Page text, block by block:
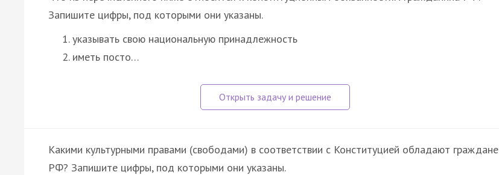
Запишите цифры, под которыми они указаны.
указывать свою национальную принадлежность
иметь посто…
Какими культурными правами (свободами) в соответствии с Конституцией обладают граждане
РФ? Запишите цифры, под которыми они указаны.